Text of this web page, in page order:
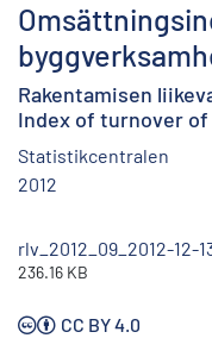
Rakentamisen
Index of turnover
Statistikcentralen
2012
rlv_2012_09_2012-12-
236.16 KB
CC BY 4.0